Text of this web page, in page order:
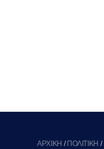
ΑΡΧΙΚΗ / ΠΟΛΙΤΙΚΗ /